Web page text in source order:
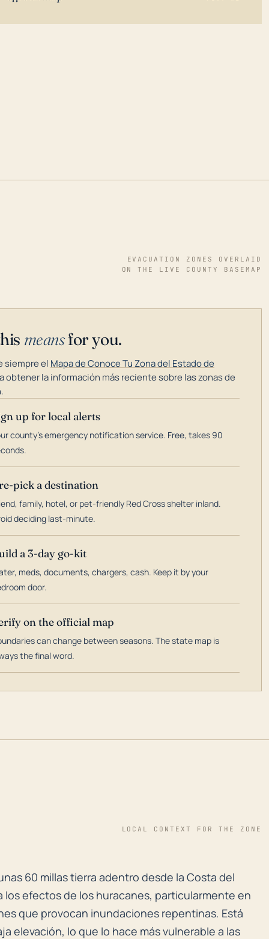
EVACUATION ZONES OVERLAID
ON THE LIVE COUNTY BASEMAP
meansfor you.
siempre el Mapa de Conoce Tu Zona del Estado de
obtener la información más reciente sobre las zonas de
up for local alerts
county's emergency notification service. Free, takes 90
pick a destination
family, hotel, or pet-friendly Red Cross shelter inland.
deciding last-minute.
a 3-day go-kit
meds, documents, chargers, cash. Keep it by your
door.
on the official map
can change between seasons. The state map is
the final word.
LOCAL CONTEXT FOR THE ZONE
60 millas tierra adentro desde la Costa del
60 millas tierra adentro desde la Costa del
efectos de los huracanes, particularmente en
que provocan inundaciones repentinas. Está
elevación, lo que lo hace más vulnerable a las